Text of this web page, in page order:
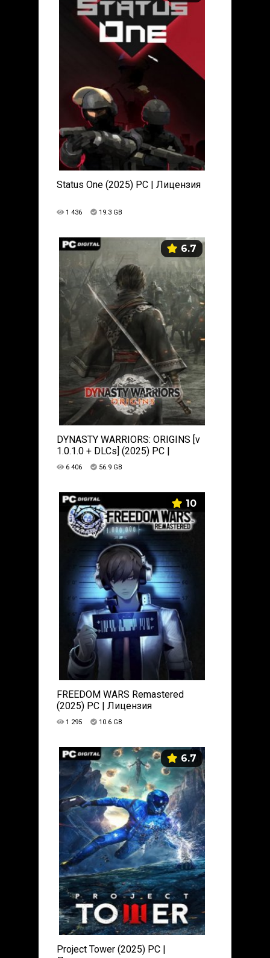
Status One (2025) PC | Лицензия
1 436 19.3 GB
6.7
DYNASTY WARRIORS: ORIGINS [v
1.0.1.0 + DLCs] (2025) PC |
Пиратка
6 406 56.9 GB
10
FREEDOM WARS Remastered
(2025) PC | Лицензия
1 295 10.6 GB
6.7
Project Tower (2025) PC |